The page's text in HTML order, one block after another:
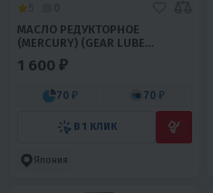
МАСЛО РЕДУКТОРНОЕ
(MERCURY) (GEAR LUBE
MQGL32@6) (1Л) 5366
1 600 ₽
70 ₽ 70 ₽
В 1 КЛИК
Япония